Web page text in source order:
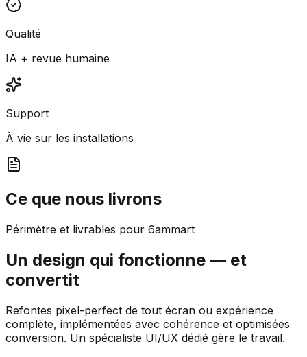
Qualité
IA + revue humaine
Support
À vie sur les installations
Ce que nous livrons
Périmètre et livrables pour 6ammart
Un design qui fonctionne — et
convertit
Refontes pixel-perfect de tout écran ou expérience
complète, implémentées avec cohérence et optimisées
conversion. Un spécialiste UI/UX dédié gère le travail.